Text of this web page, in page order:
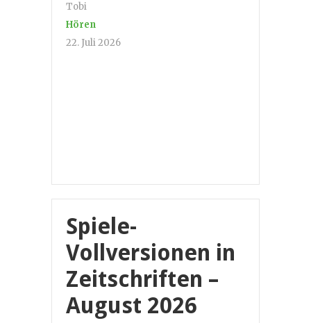
Tobi
Hören
22. Juli 2026
Spiele-
Vollversionen in
Zeitschriften –
August 2026